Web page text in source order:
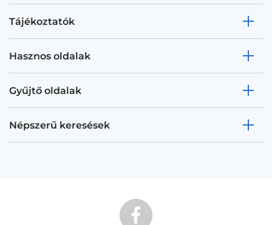
Tájékoztatók
Hasznos oldalak
Gyűjtő oldalak
Népszerű keresések